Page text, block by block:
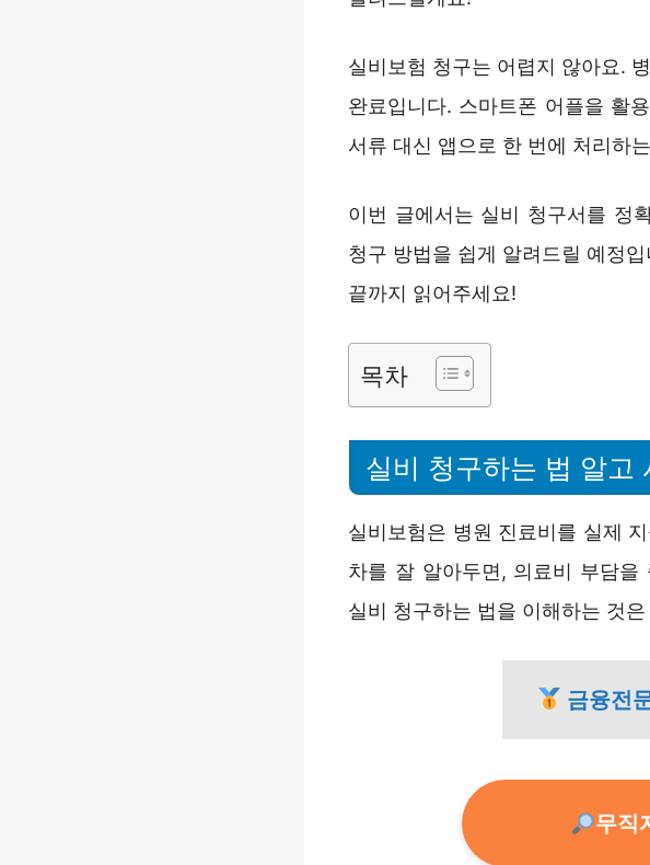
실비보험 청구는 어렵지 않아요.
완료입니다. 스마트폰 어플을 활
서류 대신 앱으로 한 번에 처리하
이번 글에서는 실비 청구서를 정
청구 방법을 쉽게 알려드릴 예정
끝까지 읽어주세요!
목차
실비 청구하는 법 알고
실비보험은 병원 진료비를 실제
차를 잘 알아두면, 의료비 부담
실비 청구하는 법을 이해하는 것
금융전
무직